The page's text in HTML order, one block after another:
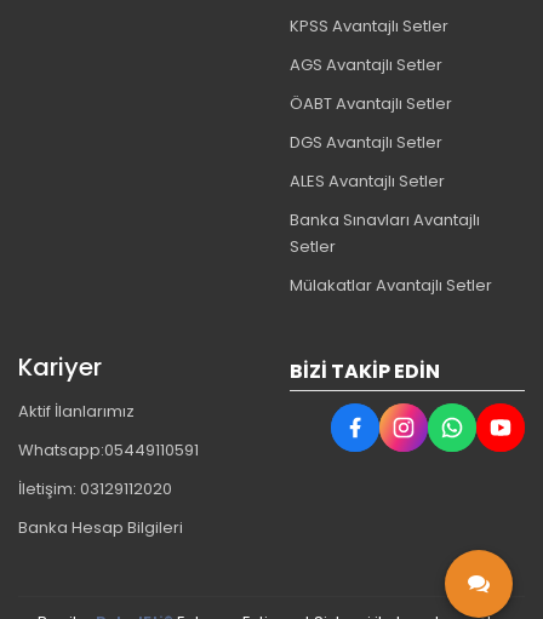
KPSS Avantajlı Setler
AGS Avantajlı Setler
ÖABT Avantajlı Setler
DGS Avantajlı Setler
ALES Avantajlı Setler
Banka Sınavları Avantajlı
Setler
Mülakatlar Avantajlı Setler
Kariyer
Aktif İlanlarımız
Whatsapp:05449110591
İletişim: 03129112020
Banka Hesap Bilgileri
BIZI TAKIP EDIN